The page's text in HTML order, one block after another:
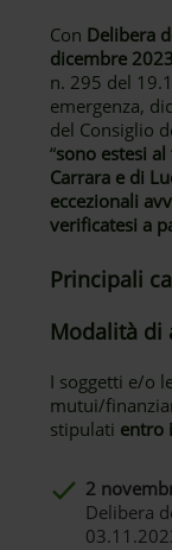
Con Delibera
dicembre 2023
n. 295 del
emergenza,
del Consiglio
“sono estesi
Carrara e di
eccezionali
verificatesi a
Principali
Modalità di
I soggetti e/o
mutui/
stipulati entro
2
Delibera